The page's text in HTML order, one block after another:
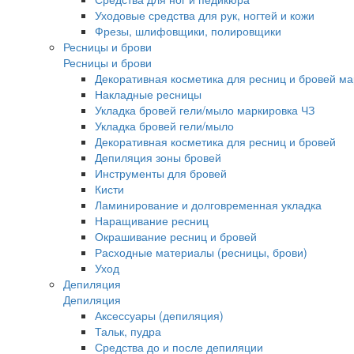
Уходовые средства для рук, ногтей и кожи
Фрезы, шлифовщики, полировщики
Ресницы и брови
Ресницы и брови
Декоративная косметика для ресниц и бровей
Накладные ресницы
Укладка бровей гели/мыло маркировка ЧЗ
Укладка бровей гели/мыло
Декоративная косметика для ресниц и бровей
Депиляция зоны бровей
Инструменты для бровей
Кисти
Ламинирование и долговременная укладка
Наращивание ресниц
Окрашивание ресниц и бровей
Расходные материалы (ресницы, брови)
Уход
Депиляция
Депиляция
Аксессуары (депиляция)
Тальк, пудра
Средства до и после депиляции